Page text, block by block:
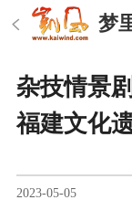
梦
杂技情景
福建文化
2023-05-05